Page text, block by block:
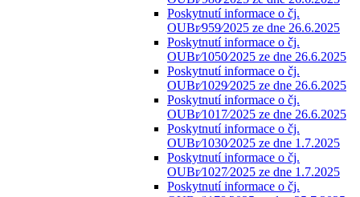
Poskytnutí informace o čj.
OUBr⁄959⁄2025 ze dne 26.6.2025
Poskytnutí informace o čj.
OUBr⁄1050⁄2025 ze dne 26.6.2025
Poskytnutí informace o čj.
OUBr⁄1029⁄2025 ze dne 26.6.2025
Poskytnutí informace o čj.
OUBr⁄1017⁄2025 ze dne 26.6.2025
Poskytnutí informace o čj.
OUBr⁄1030⁄2025 ze dne 1.7.2025
Poskytnutí informace o čj.
OUBr⁄1027⁄2025 ze dne 1.7.2025
Poskytnutí informace o čj.